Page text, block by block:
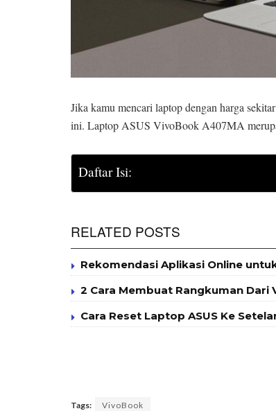
Jika kamu mencari laptop dengan harga
ini. Laptop ASUS VivoBook A407MA
Daftar Isi:
RELATED POSTS
Rekomendasi Aplikasi Online
2 Cara Membuat Rangkuman Dari
Cara Reset Laptop ASUS Ke
Tags: VivoBook